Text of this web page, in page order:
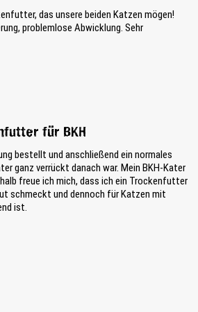
das unsere beiden Katzen mögen!
problemlose Abwicklung. Sehr
für BKH
bestellt und anschließend ein normales
ganz verrückt danach war. Mein BKH-Kater
freue ich mich, dass ich ein Trockenfutter
schmeckt und dennoch für Katzen mit
ist.